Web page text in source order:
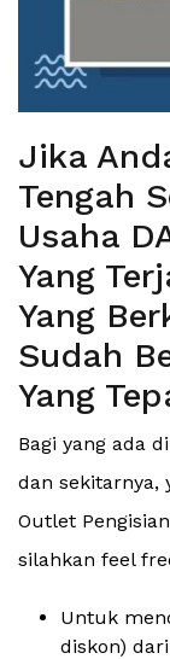
Jika
Tengah
Usaha
Yang
Yang
Sudah
Yang
Bagi yang ada
dan sekitarnya,
Outlet
silahkan feel
Untuk
diskon)